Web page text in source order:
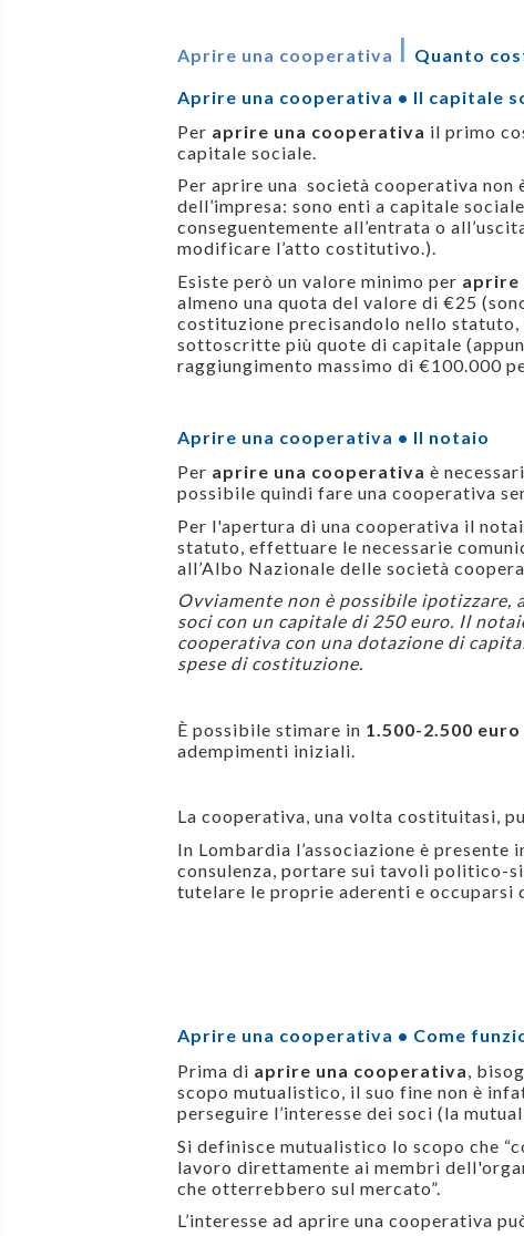
Aprire una cooperativa I Quanto
Aprire una cooperativa • Il capitale
Per aprire una cooperativa il primo
capitale sociale.
Per aprire una società cooperativa
dell’impresa: sono enti a capitale
conseguentemente all’entrata o
modificare l’atto costitutivo.).
Esiste però un valore minimo per aprire
almeno una quota del valore di €25
costituzione precisandolo nello statuto,
sottoscritte più quote di capitale
raggiungimento massimo di €100.000
Aprire una cooperativa • Il notaio
Per aprire una cooperativa è
possibile quindi fare una cooperativa
Per l'apertura di una cooperativa il
statuto, effettuare le necessarie
all’Albo Nazionale delle società
Ovviamente non è possibile ipotizzare,
soci con un capitale di 250 euro. Il
cooperativa con una dotazione di
spese di costituzione.
È possibile stimare in 1.500-2.500
adempimenti iniziali.
La cooperativa, una volta costituitasi,
In Lombardia l’associazione è
consulenza, portare sui tavoli politico-
tutelare le proprie aderenti e
Aprire una cooperativa • Come
Prima di aprire una cooperativa,
scopo mutualistico, il suo fine non è
perseguire l’interesse dei soci (la
Si definisce mutualistico lo scopo che
lavoro direttamente ai membri
che otterrebbero sul mercato”.
L’interesse ad aprire una cooperativa